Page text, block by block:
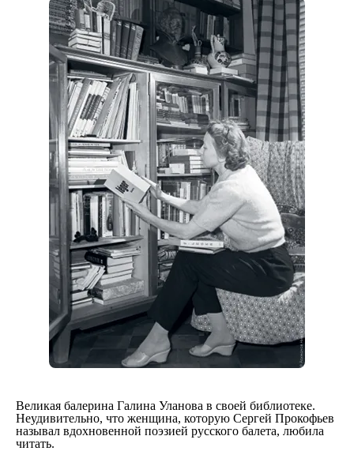
Великая балерина Галина Уланова в своей библиотеке.
Неудивительно, что женщина, которую Сергей Прокофьев
называл вдохновенной поэзией русского балета, любила
читать.